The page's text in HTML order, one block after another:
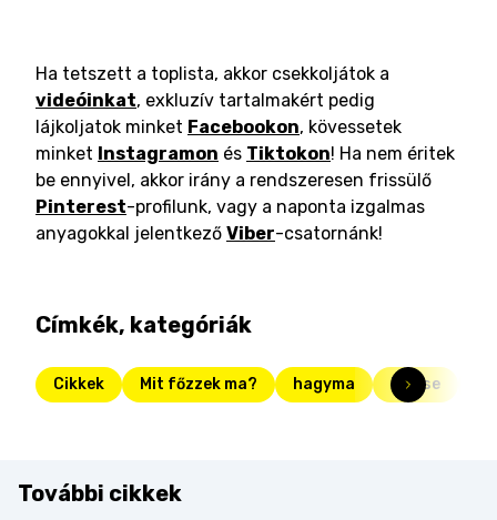
Ha tetszett a toplista, akkor csekkoljátok a
videóinkat, exkluzív tartalmakért pedig
lájkoljatok minket Facebookon, kövessetek
minket Instagramon és Tiktokon! Ha nem éritek
be ennyivel, akkor irány a rendszeresen frissülő
Pinterest-profilunk, vagy a naponta izgalmas
anyagokkal jelentkező Viber-csatornánk!
Címkék, kategóriák
Cikkek Mit főzzek ma? hagyma lencse
További cikkek